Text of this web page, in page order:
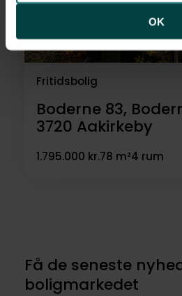
OK
Fritidsbolig
Boderne 83,
3720 Aakirkeby
1.795.000 kr.78 m²4 rum
Få de seneste
boligmarkedet